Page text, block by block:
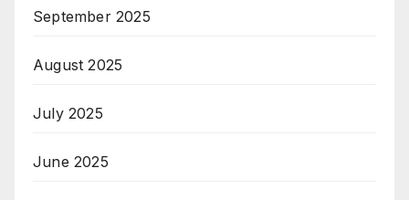
September 2025
August 2025
July 2025
June 2025